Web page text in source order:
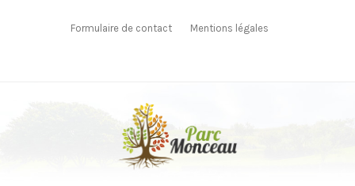
Formulaire de contact Mentions légales